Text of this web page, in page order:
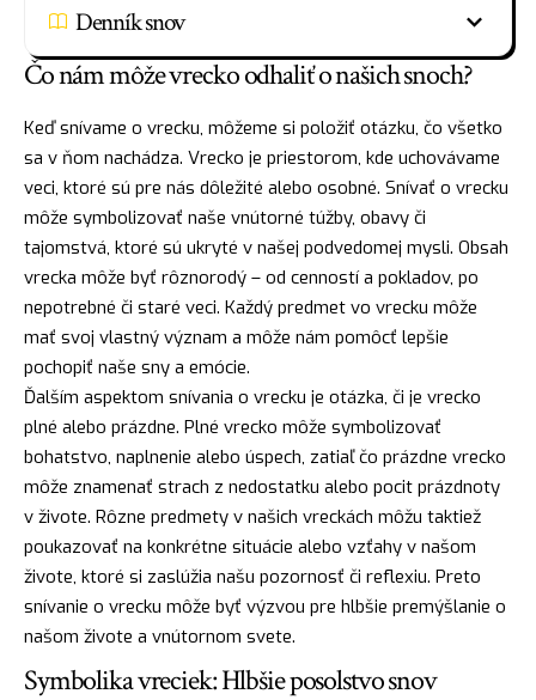
Denník snov
Čo nám môže vrecko odhaliť o našich snoch?
Keď snívame o vrecku, môžeme si položiť otázku, čo všetko
sa v ňom nachádza. Vrecko je priestorom, kde uchovávame
veci, ktoré sú pre nás dôležité alebo osobné. Snívať o vrecku
môže symbolizovať naše vnútorné túžby, obavy či
tajomstvá, ktoré sú ukryté v našej podvedomej mysli. Obsah
vrecka môže byť rôznorodý – od cenností a pokladov, po
nepotrebné či staré veci. Každý predmet vo vrecku môže
mať svoj vlastný význam a môže nám pomôcť lepšie
pochopiť naše sny a emócie.
Ďalším aspektom snívania o vrecku je otázka, či je vrecko
plné alebo prázdne. Plné vrecko môže symbolizovať
bohatstvo, naplnenie alebo úspech, zatiaľ čo prázdne vrecko
môže znamenať strach z nedostatku alebo pocit prázdnoty
v živote. Rôzne predmety v našich vreckách môžu taktiež
poukazovať na konkrétne situácie alebo vzťahy v našom
živote, ktoré si zaslúžia našu pozornosť či reflexiu. Preto
snívanie o vrecku môže byť výzvou pre hlbšie premýšlanie o
našom živote a vnútornom svete.
Symbolika vreciek: Hlbšie posolstvo snov